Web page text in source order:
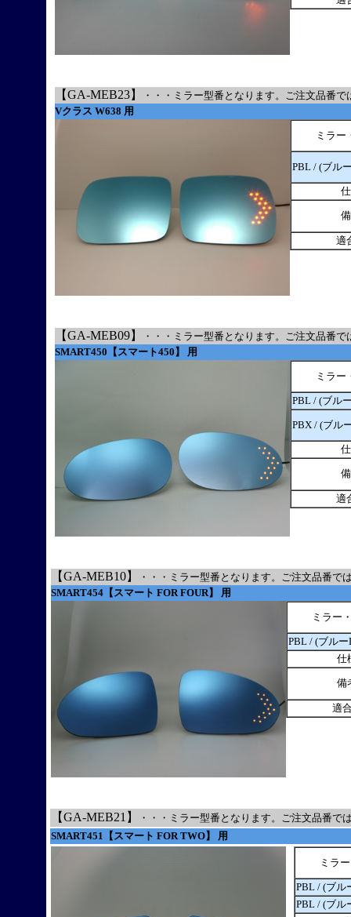
【GA-MEB23】
・・・ミラー型番となります。ご注文品番で
Vクラス W638 用
ミラー
PBL / (ブル
適
【GA-MEB09】
・・・ミラー型番となります。ご注文品番で
SMART450【スマート450】 用
ミラー
PBL / (ブル
PBX / (ブル
適
【GA-MEB10】
・・・ミラー型番となります。ご注文品番で
SMART454【スマート FOR FOUR】 用
ミラー
PBL / (ブル
仕
備
適
【GA-MEB21】
・・・ミラー型番となります。ご注文品番で
SMART451【スマート FOR TWO】 用
ミラ
PBL / (ブル
PBL / (ブル